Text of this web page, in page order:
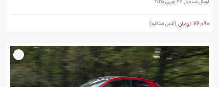
ارسال شده در 27 آوریل 2025
76,090 تومان (قابل مذاکره)